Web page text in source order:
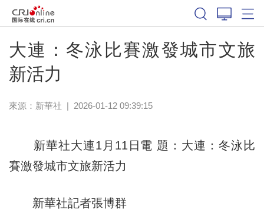
大連：冬泳比賽激發城市文旅
新活力
來源：新華社 | 2026-01-12 09:39:15
新華社大連1月11日電 題：大連：冬泳比
賽激發城市文旅新活力
新華社記者張博群